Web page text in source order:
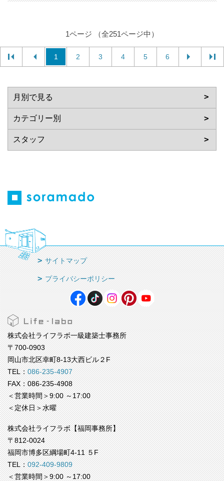
1ページ （全251ページ中）
1 2 3 4 5 6
サイトマップ
プライバシーポリシー
株式会社ライフラボ一級建築士事務所
〒700-0903
岡山市北区幸町8-13大西ビル２F
TEL：086-235-4907
FAX：086-235-4908
＜営業時間＞9:00 ～17:00
＜定休日＞水曜
株式会社ライフラボ【福岡事務所】
〒812-0024
福岡市博多区綱場町4-11 ５F
TEL：092-409-9809
＜営業時間＞9:00 ～17:00